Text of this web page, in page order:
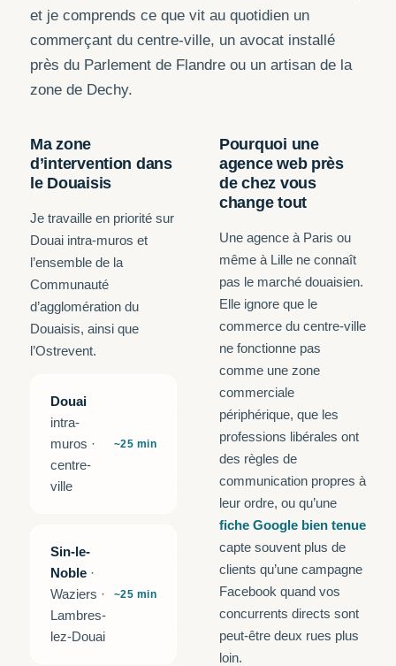
et je comprends ce que vit au quotidien un
commerçant du centre-ville, un avocat installé
près du Parlement de Flandre ou un artisan de la
zone de Dechy.
Ma zone
d’intervention dans
le Douaisis
Je travaille en priorité sur
Douai intra-muros et
l’ensemble de la
Communauté
d’agglomération du
Douaisis, ainsi que
l’Ostrevent.
Douai
intra-
muros ·
centre-
ville
~25 min
Sin-le-
Noble ·
Waziers ·
Lambres-
lez-Douai
~25 min
Pourquoi une
agence web près
de chez vous
change tout
Une agence à Paris ou
même à Lille ne connaît
pas le marché douaisien.
Elle ignore que le
commerce du centre-ville
ne fonctionne pas
comme une zone
commerciale
périphérique, que les
professions libérales ont
des règles de
communication propres à
leur ordre, ou qu’une
fiche Google bien tenue
capte souvent plus de
clients qu’une campagne
Facebook quand vos
concurrents directs sont
peut-être deux rues plus
loin.